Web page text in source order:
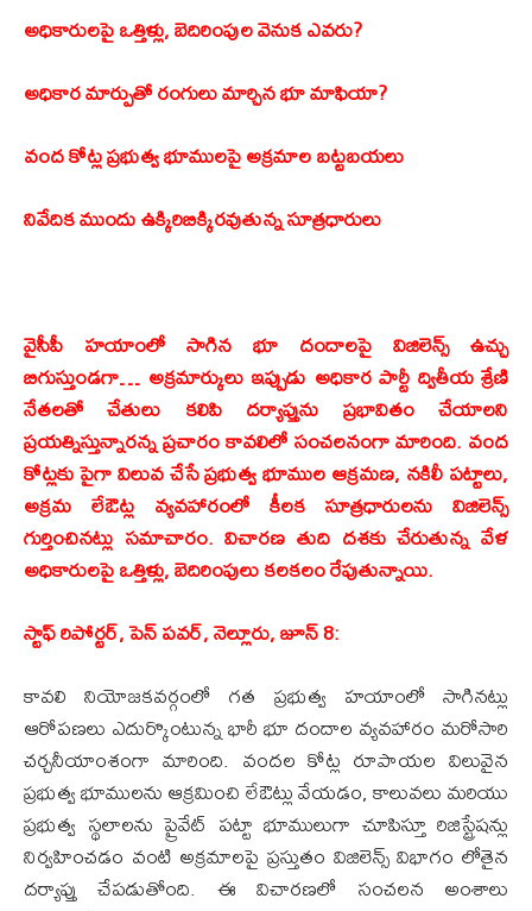
అధికారులపై ఒత్తిళ్లు, బెదిరింపుల వెనుక ఎవరు?
అధికార మార్పుతో రంగులు మార్చిన భూ మాఫియా?
వంద కోట్ల ప్రభుత్వ భూములపై అక్రమాల బట్టబయలు
నివేదిక ముందు ఉక్కిరిబిక్కిరవుతున్న సూత్రధారులు
వైసీపీ హయాంలో సాగిన భూ దందాలపై విజిలెన్స్ ఉచ్చు
బిగుస్తుండగా… అక్రమార్కులు ఇప్పుడు అధికార పార్టీ ద్వితీయ శ్రేణి
నేతలతో చేతులు కలిపి దర్యాప్తును ప్రభావితం చేయాలని
ప్రయత్నిస్తున్నారన్న ప్రచారం కావలిలో సంచలనంగా మారింది. వంద
కోట్లకు పైగా విలువ చేసే ప్రభుత్వ భూముల ఆక్రమణ, నకిలీ పట్టాలు,
అక్రమ లేఔట్ల వ్యవహారంలో కీలక సూత్రధారులను విజిలెన్స్
గుర్తించినట్లు సమాచారం. విచారణ తుది దశకు చేరుతున్న వేళ
అధికారులపై ఒత్తిళ్లు, బెదిరింపులు కలకలం రేపుతున్నాయి.
స్టాఫ్ రిపోర్టర్, పెన్ పవర్, నెల్లూరు, జూన్ 8:
కావలి నియోజకవర్గంలో గత ప్రభుత్వ హయాంలో సాగినట్లు
ఆరోపణలు ఎదుర్కొంటున్న భారీ భూ దందాల వ్యవహారం మరోసారి
చర్చనీయాంశంగా మారింది. వందల కోట్ల రూపాయల విలువైన
ప్రభుత్వ భూములను ఆక్రమించి లేఔట్లు వేయడం, కాలువలు మరియు
ప్రభుత్వ స్థలాలను ప్రైవేట్ పట్టా భూములుగా చూపిస్తూ రిజిస్ట్రేషన్లు
నిర్వహించడం వంటి అక్రమాలపై ప్రస్తుతం విజిలెన్స్ విభాగం లోతైన
దర్యాప్తు చేపడుతోంది. ఈ విచారణలో సంచలన అంశాలు